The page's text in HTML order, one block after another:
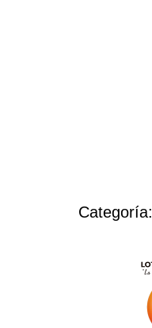
Categoría: